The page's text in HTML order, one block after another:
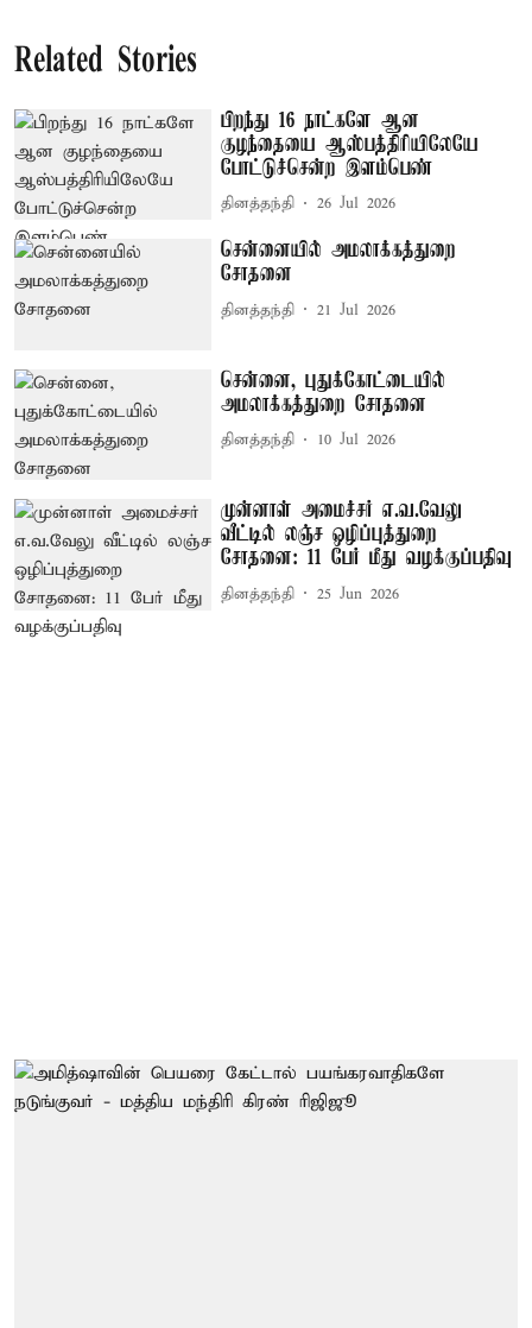
Related Stories
பிறந்து 16 நாட்களே ஆன
குழந்தையை ஆஸ்பத்திரியிலேயே
போட்டுச்சென்ற இளம்பெண்
தினத்தந்தி 26 Jul 2026
சென்னையில் அமலாக்கத்துறை
சோதனை
தினத்தந்தி 21 Jul 2026
சென்னை, புதுக்கோட்டையில்
அமலாக்கத்துறை சோதனை
தினத்தந்தி 10 Jul 2026
முன்னாள் அமைச்சர் எ.வ.வேலு
வீட்டில் லஞ்ச ஒழிப்புத்துறை
சோதனை: 11 பேர் மீது வழக்குப்பதிவு
தினத்தந்தி 25 Jun 2026